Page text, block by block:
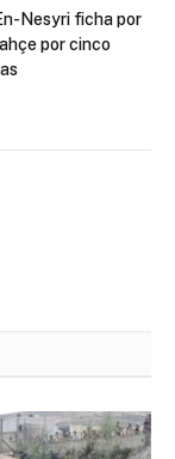
Nesyri ficha por
por cinco